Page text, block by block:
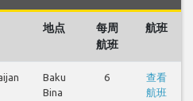
地点
每周
航班
航班
Baku
Bina
6
查看
航班